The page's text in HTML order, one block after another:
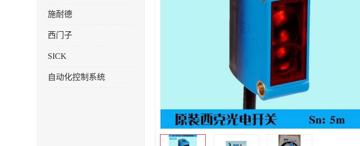
施耐德
西门子
SICK
自动化控制系统